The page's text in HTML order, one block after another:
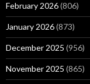
February 2026(806)
January 2026(873)
December 2025 (956)
November 2025 (865)